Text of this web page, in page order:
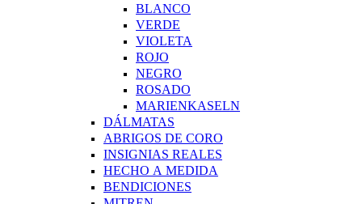
BLANCO
VERDE
VIOLETA
ROJO
NEGRO
ROSADO
MARIENKASELN
DÁLMATAS
ABRIGOS DE CORO
INSIGNIAS REALES
HECHO A MEDIDA
BENDICIONES